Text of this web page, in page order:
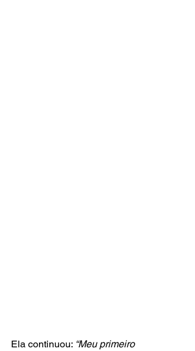
Ela continuou: “Meu primeiro